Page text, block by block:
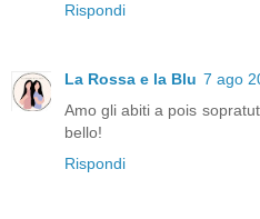
Rispondi
La Rossa e la Blu 7 ago
Amo gli abiti a pois
bello!
Rispondi